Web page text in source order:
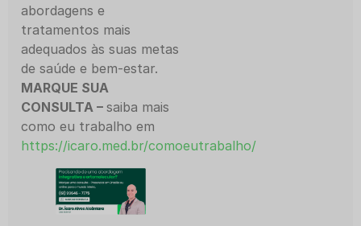
abordagens e
tratamentos mais
adequados às suas metas
de saúde e bem-estar.
MARQUE SUA
CONSULTA – saiba mais
como eu trabalho em
https://icaro.med.br/comoeutrabalho/